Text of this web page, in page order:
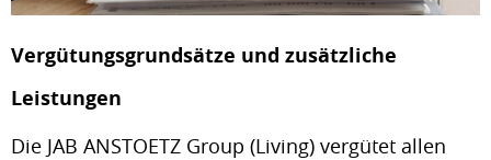
Vergütungsgrundsätze und zusätzliche
Leistungen
Die JAB ANSTOETZ Group (Living) vergütet allen